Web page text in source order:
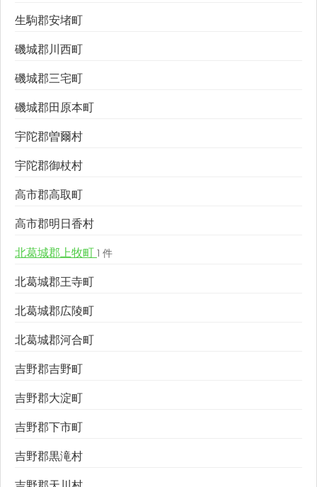
生駒郡安堵町
磯城郡川西町
磯城郡三宅町
磯城郡田原本町
宇陀郡曽爾村
宇陀郡御杖村
高市郡高取町
高市郡明日香村
北葛城郡上牧町 1 件
北葛城郡王寺町
北葛城郡広陵町
北葛城郡河合町
吉野郡吉野町
吉野郡大淀町
吉野郡下市町
吉野郡黒滝村